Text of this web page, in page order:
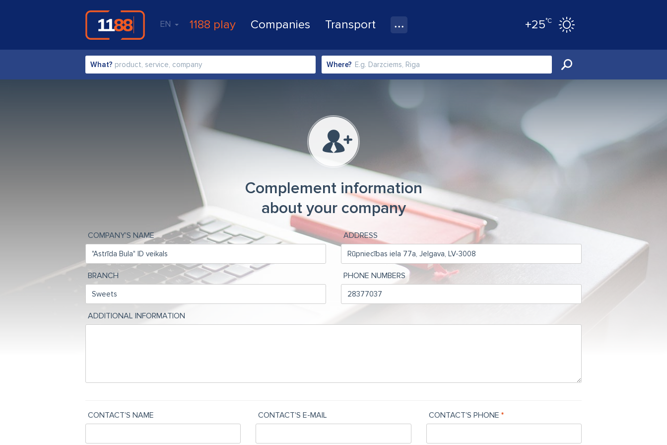
EN 1188 play Companies Transport +25°C
What? Where?
Complement information
about your company
COMPANY'S NAME ADDRESS
BRANCH PHONE NUMBERS
ADDITIONAL INFORMATION
CONTACT'S NAME CONTACT'S E-MAIL CONTACT'S PHONE